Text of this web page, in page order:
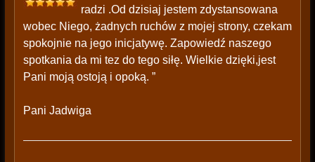
radzi .Od dzisiaj jestem zdystansowana
wobec Niego, żadnych ruchów z mojej strony, czekam
spokojnie na jego inicjatywę. Zapowiedź naszego
spotkania da mi tez do tego siłę. Wielkie dzięki,jest
Pani moją ostoją i opoką. ”
Pani Jadwiga